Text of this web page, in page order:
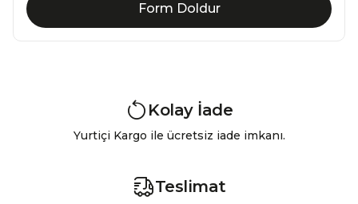
Form Doldur
Kolay İade
Yurtiçi Kargo ile ücretsiz iade imkanı.
Teslimat